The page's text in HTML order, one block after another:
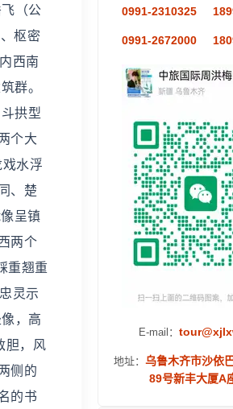
（公
枢密
西南
群。
拱型
个大
水浮
、楚
呈镇
两个
重翘重
灵示
，高
胆，风
侧的
的书
0991-2310325
0991-2672000
E-mail：
地址： 乌鲁木齐市沙依
89号新丰大厦A